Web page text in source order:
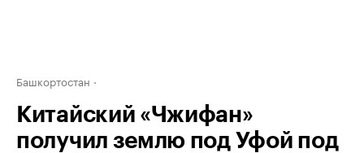
Башкортостан
Китайский «Чжифан»
получил землю под Уфой под